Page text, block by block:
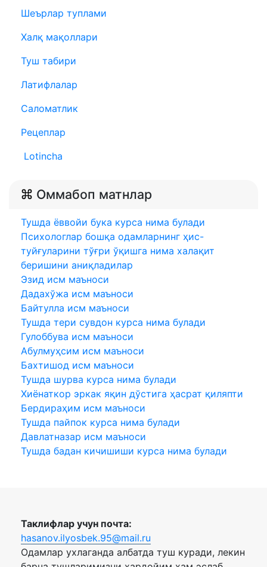
Шеърлар туплами
Халқ мақоллари
Туш табири
Латифлалар
Саломатлик
Рецеплар
Lotincha
Оммабоп матнлар
Тушда ёввойи бука курса нима булади
Психологлар бошқа одамларнинг ҳис-
туйғуларини тўғри ўқишга нима халақит
беришини аниқладилар
Эзид исм маъноси
Дадахўжа исм маъноси
Байтулла исм маъноси
Тушда тери сувдон курса нима булади
Гулоббува исм маъноси
Абулмуҳсим исм маъноси
Бахтишод исм маъноси
Тушда шурва курса нима булади
Хиёнаткор эркак яқин дўстига ҳасрат қиляпти
Бердираҳим исм маъноси
Тушда пайпок курса нима булади
Давлатназар исм маъноси
Тушда бадан кичишиши курса нима булади
Таклифлар учун почта:
hasanov.ilyosbek.95@mail.ru
Одамлар ухлаганда албатда туш куради, лекин